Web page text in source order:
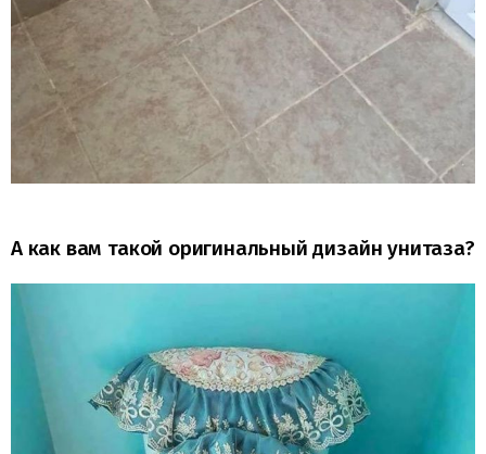
А как вам такой оригинальный дизайн унитаза?